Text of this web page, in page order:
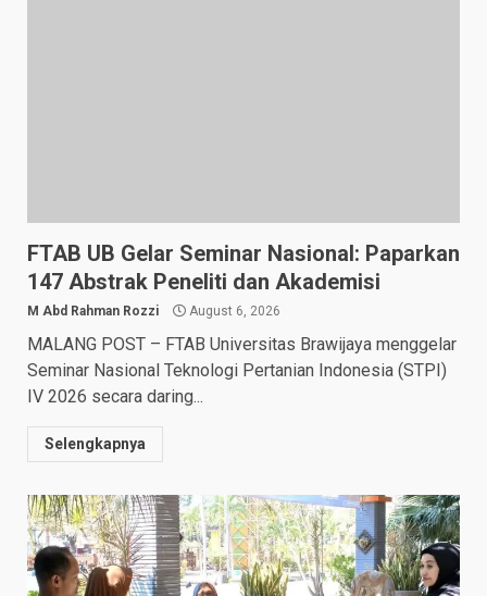
FTAB UB Gelar Seminar Nasional: Paparkan
147 Abstrak Peneliti dan Akademisi
M Abd Rahman Rozzi August 6, 2026
MALANG POST – FTAB Universitas Brawijaya menggelar
Seminar Nasional Teknologi Pertanian Indonesia (STPI)
IV 2026 secara daring...
Selengkapnya